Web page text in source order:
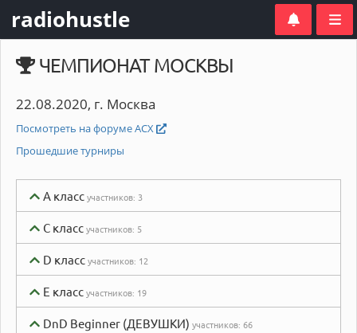
radiohustle
ЧЕМПИОНАТ МОСКВЫ
22.08.2020, г. Москва
Посмотреть на форуме АСХ
Прошедшие турниры
A классучастников: 3
C классучастников: 5
D классучастников: 12
E классучастников: 19
DnD Beginner (ДЕВУШКИ) участников: 66